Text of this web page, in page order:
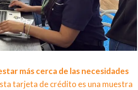
más cerca de las necesidades
tarjeta de crédito es una muestra